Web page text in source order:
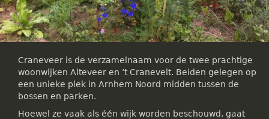
Craneveer is de verzamelnaam voor de twee prachtige
woonwijken Alteveer en ’t Cranevelt. Beiden gelegen op
een unieke plek in Arnhem Noord midden tussen de
bossen en parken.
Hoewel ze vaak als één wijk worden beschouwd, gaat